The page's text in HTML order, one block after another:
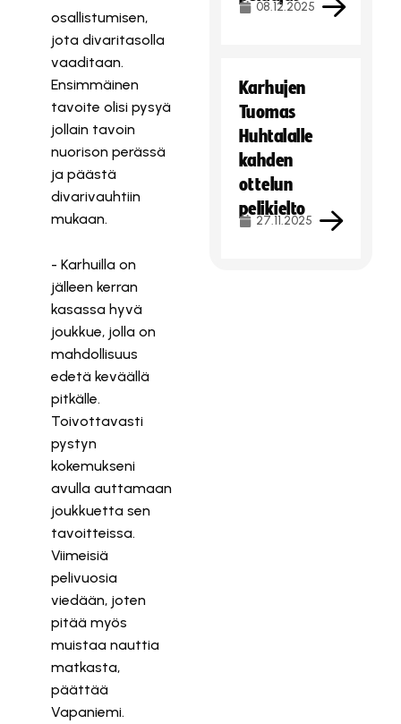
osallistumisen,
jota divaritasolla
vaaditaan.
Ensimmäinen
tavoite olisi pysyä
jollain tavoin
nuorison perässä
ja päästä
divarivauhtiin
mukaan.
- Karhuilla on
jälleen kerran
kasassa hyvä
joukkue, jolla on
mahdollisuus
edetä keväällä
pitkälle.
Toivottavasti
pystyn
kokemukseni
avulla auttamaan
joukkuetta sen
tavoitteissa.
Viimeisiä
pelivuosia
viedään, joten
pitää myös
muistaa nauttia
matkasta,
päättää
Vapaniemi.
08.12.2025
Karhujen
Tuomas
Huhtalalle
kahden
ottelun
pelikielto
27.11.2025